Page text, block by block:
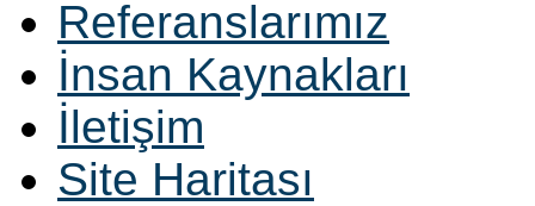
Referanslarımız
İnsan Kaynakları
İletişim
Site Haritası